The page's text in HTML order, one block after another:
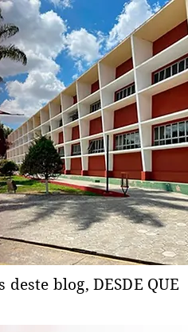
blog, DESDE QUE